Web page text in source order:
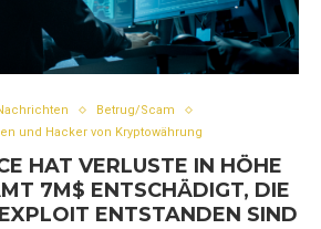
Betrug/Scam
und Hacker von Kryptowährung
HAT VERLUSTE IN HÖHE
7M$ ENTSCHÄDIGT, DIE
ENTSTANDEN SIND